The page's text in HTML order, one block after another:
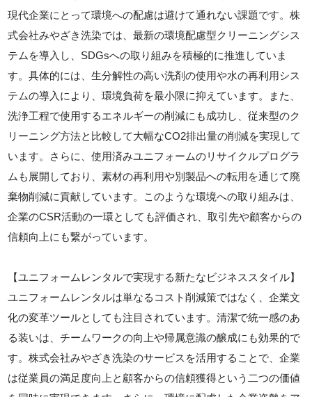
現代企業にとって環境への配慮は避けて通れない課題です。株
式会社みやざき洗染では、最新の環境配慮型クリーニングシス
テムを導入し、SDGsへの取り組みを積極的に推進していま
す。具体的には、生分解性の高い洗剤の使用や水の再利用シス
テムの導入により、環境負荷を最小限に抑えています。また、
洗浄工程で使用するエネルギーの削減にも成功し、従来型のク
リーニング方法と比較して大幅なCO2排出量の削減を実現して
います。さらに、使用済みユニフォームのリサイクルプログラ
ムも展開しており、素材の再利用や別製品への転用を通じて廃
棄物削減に貢献しています。このような環境への取り組みは、
企業のCSR活動の一環としても評価され、取引先や顧客からの
信頼向上にも繋がっています。
【ユニフォームレンタルで実現する新たなビジネススタイル】
ユニフォームレンタルは単なるコスト削減策ではなく、企業文
化の変革ツールとしても注目されています。清潔で統一感のあ
る装いは、チームワークの向上や帰属意識の醸成にも効果的で
す。株式会社みやざき洗染のサービスを活用することで、企業
は従業員の満足度向上と顧客からの信頼獲得という二つの価値